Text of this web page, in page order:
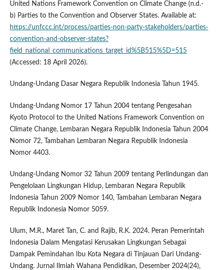
United Nations Framework Convention on Climate Change (n.d.-
b) Parties to the Convention and Observer States. Available at:
https://unfccc.int/process/parties-non-party-stakeholders/parties-
convention-and-observer-states?
field_national_communications_target_id%5B515%5D=515
(Accessed: 18 April 2026).
Undang-Undang Dasar Negara Republik Indonesia Tahun 1945.
Undang-Undang Nomor 17 Tahun 2004 tentang Pengesahan
Kyoto Protocol to the United Nations Framework Convention on
Climate Change, Lembaran Negara Republik Indonesia Tahun 2004
Nomor 72, Tambahan Lembaran Negara Republik Indonesia
Nomor 4403.
Undang-Undang Nomor 32 Tahun 2009 tentang Perlindungan dan
Pengelolaan Lingkungan Hidup, Lembaran Negara Republik
Indonesia Tahun 2009 Nomor 140, Tambahan Lembaran Negara
Republik Indonesia Nomor 5059.
Ulum, M.R., Maret Tan, C. and Rajib, R.K. 2024. Peran Pemerintah
Indonesia Dalam Mengatasi Kerusakan Lingkungan Sebagai
Dampak Pemindahan Ibu Kota Negara di Tinjauan Dari Undang-
Undang. Jurnal Ilmiah Wahana Pendidikan, Desember 2024(24),